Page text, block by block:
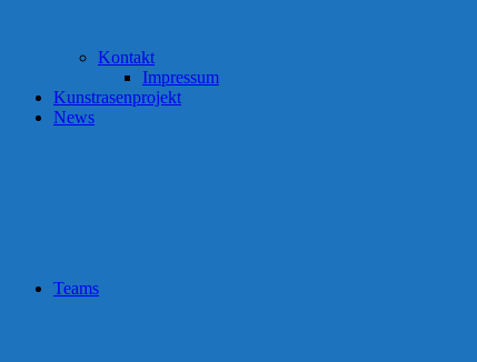
Kontakt
Impressum
Kunstrasenprojekt
News
Teams